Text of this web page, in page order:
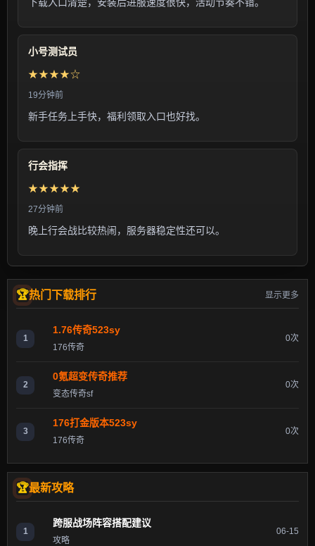
小号测试员
★★★★☆
19分钟前
新手任务上手快，福利领取入口也好找。
行会指挥
★★★★★
27分钟前
晚上行会战比较热闹，服务器稳定性还可以。
热门下载排行 显示更多
1
1.76传奇523sy
176传奇
0次
2
0氪超变传奇推荐
变态传奇sf
0次
3
176打金版本523sy
176传奇
0次
最新攻略
1
跨服战场阵容搭配建议
攻略
06-15